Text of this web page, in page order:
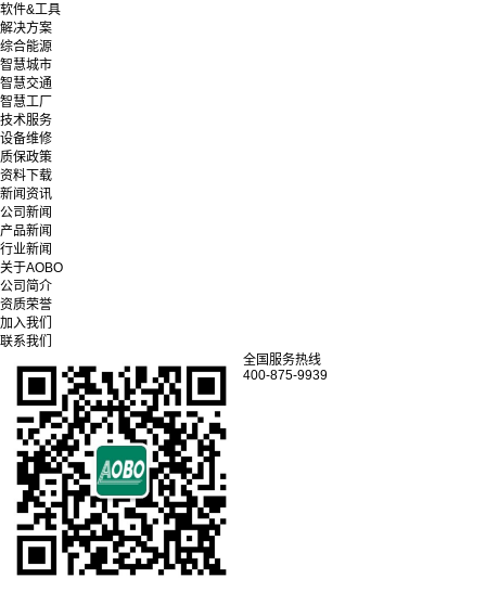
软件&工具
解决方案
综合能源
智慧城市
智慧交通
智慧工厂
技术服务
设备维修
质保政策
资料下载
新闻资讯
公司新闻
产品新闻
行业新闻
关于AOBO
公司简介
资质荣誉
加入我们
联系我们
全国服务热线
400-875-9939